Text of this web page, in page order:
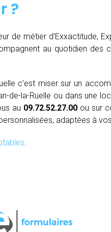
?
de métier d’Exxactitude,
au quotidien des
c’est miser sur un
de-la-Ruelle ou dans une
au 09.72.52.27.00ou sur
adaptées à
.